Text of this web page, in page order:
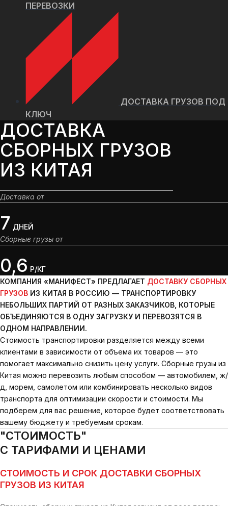
ПЕРЕВОЗКИ
ДОСТАВКА ГРУЗОВ ПОД
КЛЮЧ
ДОСТАВКА
СБОРНЫХ ГРУЗОВ
ИЗ КИТАЯ
Доставка от
7 ДНЕЙ
Сборные грузы от
0,6 Р/КГ
КОМПАНИЯ «МАНИФЕСТ» ПРЕДЛАГАЕТ ДОСТАВКУ СБОРНЫХ
ГРУЗОВ ИЗ КИТАЯ В РОССИЮ — ТРАНСПОРТИРОВКУ
НЕБОЛЬШИХ ПАРТИЙ ОТ РАЗНЫХ ЗАКАЗЧИКОВ, КОТОРЫЕ
ОБЪЕДИНЯЮТСЯ В ОДНУ ЗАГРУЗКУ И ПЕРЕВОЗЯТСЯ В
ОДНОМ НАПРАВЛЕНИИ.
Стоимость транспортировки разделяется между всеми
клиентами в зависимости от объема их товаров — это
помогает максимально снизить цену услуги. Сборные грузы из
Китая можно перевозить любым способом — автомобилем, ж/
д, морем, самолетом или комбинировать несколько видов
транспорта для оптимизации скорости и стоимости. Мы
подберем для вас решение, которое будет соответствовать
вашему бюджету и требуемым срокам.
"СТОИМОСТЬ"
С ТАРИФАМИ И ЦЕНАМИ
СТОИМОСТЬ И СРОК ДОСТАВКИ СБОРНЫХ
ГРУЗОВ ИЗ КИТАЯ